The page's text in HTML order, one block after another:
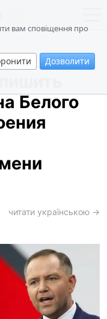
вам сповіщення про
Дозволити
Белого
читати українською →